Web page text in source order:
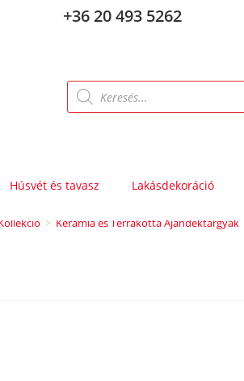
+36 20 493 5262
Húsvét és tavasz Lakásdekoráció
> Kerámia és Terrakotta Ajándéktárgyak